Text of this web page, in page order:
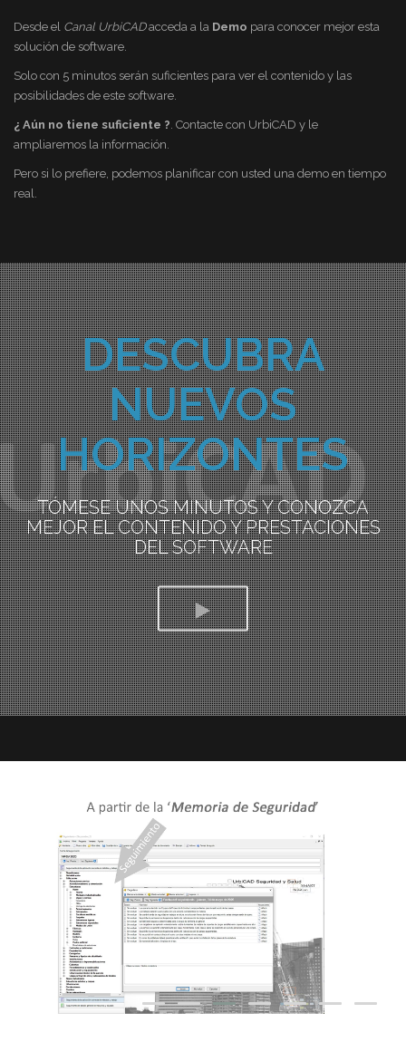
Desde el Canal UrbiCADacceda a la Demo para conocer mejor esta
solución de software.
Solo con 5 minutos serán suficientes para ver el contenido y las
posibilidades de este software.
¿ Aún no tiene suficiente ? . Contacte con UrbiCAD y le
ampliaremos la información.
Pero si lo prefiere, podemos planificar con usted una demo en tiempo
real.
DESCUBRA
NUEVOS
HORIZONTES
TÓMESE UNOS MINUTOS Y CONOZCA
MEJOR EL CONTENIDO Y PRESTACIONES
DEL SOFTWARE